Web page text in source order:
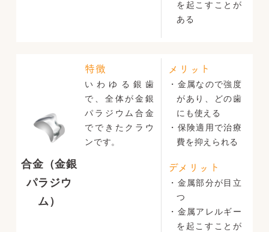
を起こすことが
ある
合金（金銀
パラジウ
ム）
特徴
いわゆる銀歯
で、全体が金銀
パラジウム合金
でできたクラウ
ンです。
メリット
・金属なので強度
があり、どの歯
にも使える
・保険適用で治療
費を抑えられる
デメリット
・金属部分が目立
つ
・金属アレルギー
を起こすことが